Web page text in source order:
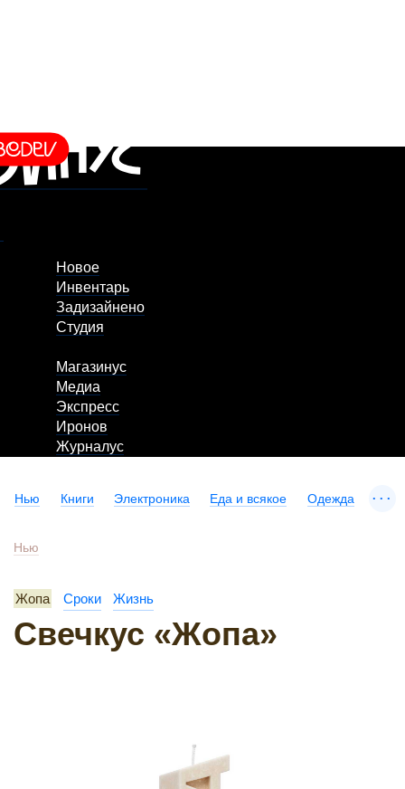
Новое
Инвентарь
Задизайнено
Студия
Магазинус
Медиа
Экспресс
Иронов
Журналус
Нью Книги Электроника Еда и всякое Одежда ...
Нью
Жопа Сроки Жизнь
Свечкус «Жопа»